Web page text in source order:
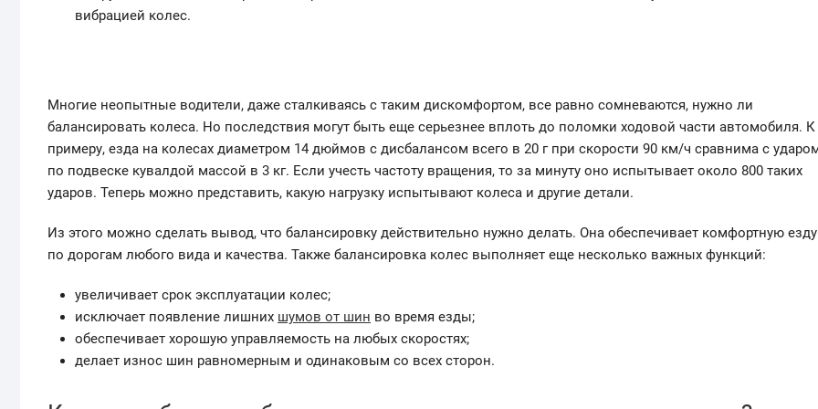
вибрацией колес.
Многие неопытные водители, даже сталкиваясь с таким дискомфортом, все равно сомневаются, нужно ли
балансировать колеса. Но последствия могут быть еще серьезнее вплоть до поломки ходовой части автомобиля. К
примеру, езда на колесах диаметром 14 дюймов с дисбалансом всего в 20 г при скорости 90 км/ч сравнима с
по подвеске кувалдой массой в 3 кг. Если учесть частоту вращения, то за минуту оно испытывает около 800 таких
ударов. Теперь можно представить, какую нагрузку испытывают колеса и другие детали.
Из этого можно сделать вывод, что балансировку действительно нужно делать. Она обеспечивает комфортную езду
по дорогам любого вида и качества. Также балансировка колес выполняет еще несколько важных функций:
увеличивает срок эксплуатации колес;
исключает появление лишних шумов от шин во время езды;
обеспечивает хорошую управляемость на любых скоростях;
делает износ шин равномерным и одинаковым со всех сторон.